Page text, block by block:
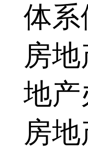
体系
房
地产
房